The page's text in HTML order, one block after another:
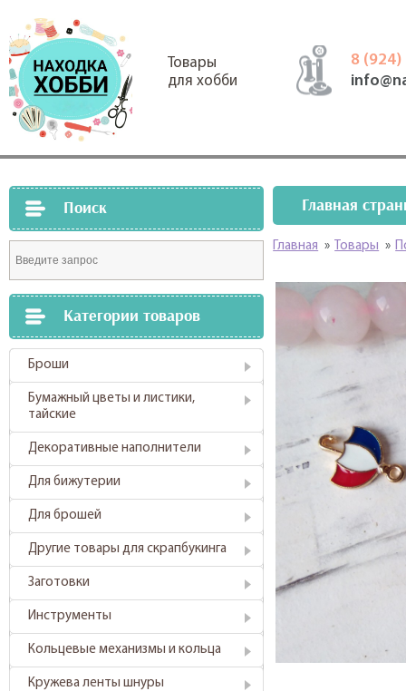
Товары
для хобби
8 (924)
Поиск
Категории товаров
Броши
Бумажный цветы и листики,
тайские
Декоративные наполнители
Для бижутерии
Для брошей
Другие товары для скрапбукинга
Заготовки
Инструменты
Кольцевые механизмы и кольца
Кружева ленты шнуры
Главная
Главная » Товары »